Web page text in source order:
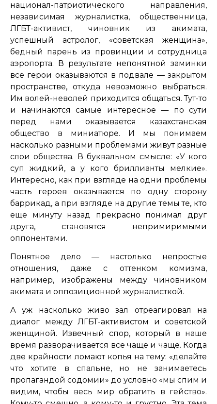
национал-патриотического направления,
независимая журналистка, общественница,
ЛГБТ-активист, чиновник из акимата,
успешный астролог, «советская женщина»,
бедный парень из провинции и сотрудница
аэропорта. В результате непонятной заминки
все герои оказываются в подвале — закрытом
пространстве, откуда невозможно выбраться.
Им волей-неволей приходится общаться. Тут-то
и начинаются самые интересное — по сути
перед нами оказывается казахстанская
общество в миниатюре. И мы понимаем
насколько разными проблемами живут разные
слои общества. В буквальном смысле: «У кого
суп жидкий, а у кого бриллианты мелкие».
Интересно, как при взгляде на одни проблемы
часть героев оказывается по одну сторону
баррикад, а при взгляде на другие темы те, кто
еще минуту назад прекрасно понимал друг
друга, становятся непримиримыми
оппонентами.
Понятное дело — настолько непростые
отношения, даже с оттенком комизма,
например, изображены между чиновником
акимата и оппозиционной журналисткой.
А уж насколько живо зал отреагировал на
диалог между ЛГБТ-активистом и советской
женщиной. Извечный спор, который в наше
время разворачивается все чаще и чаще. Когда
две крайности ломают копья на тему: «делайте
что хотите в спальне, но не занимаетесь
пропагандой содомии» до условно «мы спим и
видим, чтобы весь мир обратить в гейство».